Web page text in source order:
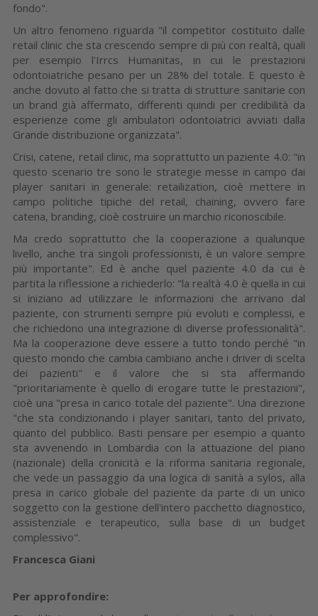
fondo".
Un altro fenomeno riguarda "il competitor costituito dalle
retail clinic che sta crescendo sempre di più con realtà, quali
per esempio l'Irrcs Humanitas, in cui le prestazioni
odontoiatriche pesano per un 28% del totale. E questo è
anche dovuto al fatto che si tratta di strutture sanitarie con
un brand già affermato, differenti quindi per credibilità da
esperienze come gli ambulatori odontoiatrici avviati dalla
Grande distribuzione organizzata".
Crisi, catene, retail clinic, ma soprattutto un paziente 4.0: "in
questo scenario tre sono le strategie messe in campo dai
player sanitari in generale: retailization, cioè mettere in
campo politiche tipiche del retail, chaining, ovvero fare
catena, branding, cioè costruire un marchio riconoscibile.
Ma credo soprattutto che la cooperazione a qualunque
livello, anche tra singoli professionisti, è un valore sempre
più importante". Ed è anche quel paziente 4.0 da cui è
partita la riflessione a richiederlo: "la realtà 4.0 è quella in cui
si iniziano ad utilizzare le informazioni che arrivano dal
paziente, con strumenti sempre più evoluti e complessi, e
che richiedono una integrazione di diverse professionalità".
Ma la cooperazione deve essere a tutto tondo perché "in
questo mondo che cambia cambiano anche i driver di scelta
dei pazienti" e il valore che si sta affermando
"prioritariamente è quello di erogare tutte le prestazioni",
cioè una "presa in carico totale del paziente". Una direzione
"che sta condizionando i player sanitari, tanto del privato,
quanto del pubblico. Basti pensare per esempio a quanto
sta avvenendo in Lombardia con la attuazione del piano
(nazionale) della cronicità e la riforma sanitaria regionale,
che vede un passaggio da una logica di sanità a sylos, alla
presa in carico globale del paziente da parte di un unico
soggetto con la gestione dell'intero pacchetto diagnostico,
assistenziale e terapeutico, sulla base di un budget
complessivo".
Francesca Giani
Per approfondire: